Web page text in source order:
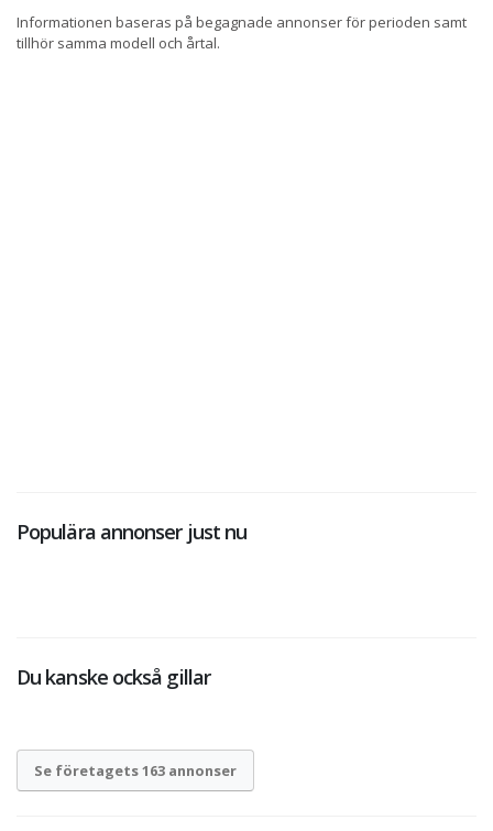
Informationen baseras på begagnade annonser för perioden samt
tillhör samma modell och årtal.
Populära annonser just nu
Du kanske också gillar
Se företagets 163 annonser